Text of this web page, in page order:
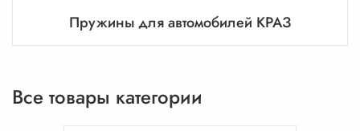
Пружины для автомобилей КРАЗ
Все товары категории